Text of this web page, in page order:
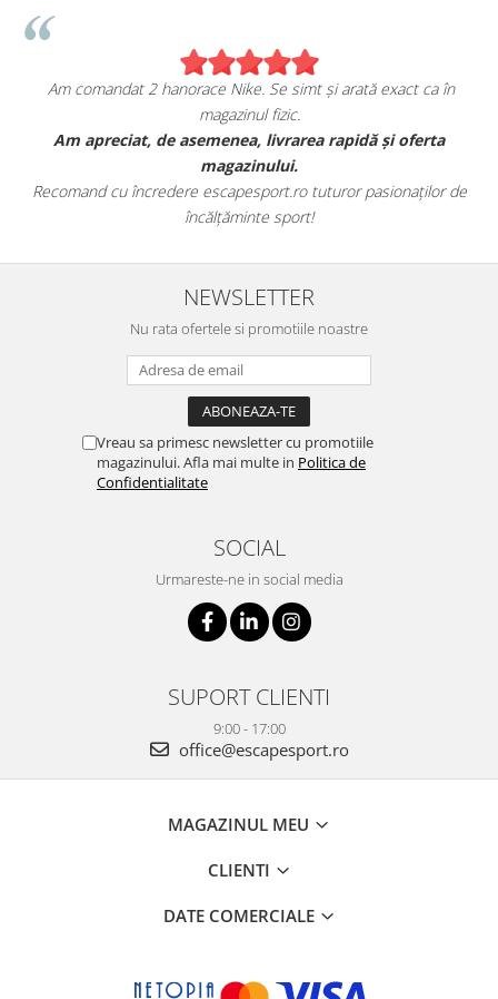
Am comandat 2 hanorace Nike. Se simt și arată exact ca în
magazinul fizic.
Am apreciat, de asemenea, livrarea rapidă și oferta
magazinului.
Recomand cu încredere escapesport.ro tuturor pasionaților de
încălțăminte sport!
NEWSLETTER
Nu rata ofertele si promotiile noastre
Vreau sa primesc newsletter cu promotiile
magazinului. Afla mai multe in Politica de
Confidentialitate
SOCIAL
Urmareste-ne in social media
SUPORT CLIENTI
9:00 - 17:00
office@escapesport.ro
MAGAZINUL MEU
CLIENTI
DATE COMERCIALE